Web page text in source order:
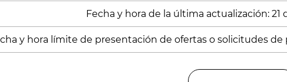
Fecha y hora de la última actualización: 21
y hora límite de presentación de ofertas o solicitudes